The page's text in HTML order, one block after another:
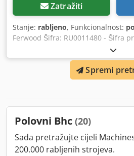
Zatražiti
Stanje: rabljeno, Funkcionalnost:
Ferwood Šifra: RU0011480 - Šifra
Rabljeno - Funkcionalnost:
Kompatibilan stroj: CNC WEEKE
HOMAG BOF - HOMAG BAZ -
zainteresirani nudimo uslugu
Spremi
Polovni Bhc (20)
Sada pretražujte cijeli
200.000 rabljenih strojeva.